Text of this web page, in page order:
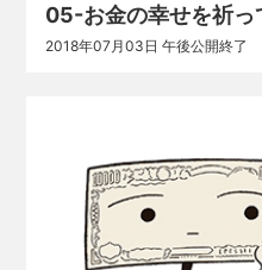
05-お金の幸せを祈っ
2018年07月03日 午後公開終了